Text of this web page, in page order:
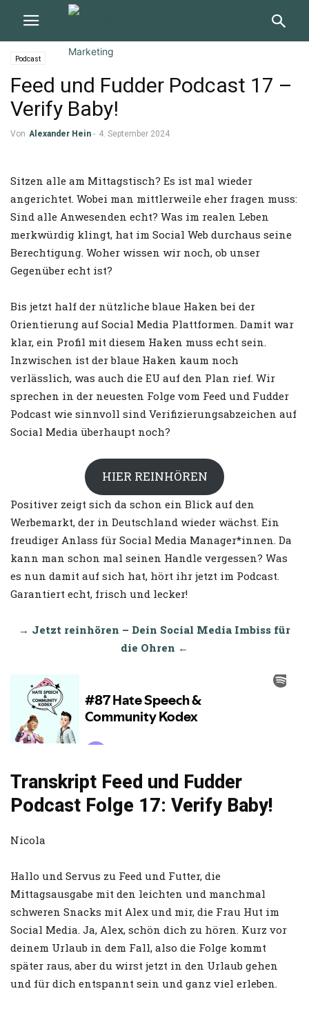
Podcast
Feed und Fudder Podcast 17 –
Verify Baby!
Von Alexander Hein - 4. September 2024
Sitzen alle am Mittagstisch? Es ist mal wieder
angerichtet. Wobei man mittlerweile eher fragen muss:
Sind alle Anwesenden echt? Was im realen Leben
merkwürdig klingt, hat im Social Web durchaus seine
Berechtigung. Woher wissen wir noch, ob unser
Gegenüber echt ist?
Bis jetzt half der nützliche blaue Haken bei der
Orientierung auf Social Media Plattformen. Damit war
klar, ein Profil mit diesem Haken muss echt sein.
Inzwischen ist der blaue Haken kaum noch
verlässlich, was auch die EU auf den Plan rief. Wir
sprechen in der neuesten Folge vom Feed und Fudder
Podcast wie sinnvoll sind Verifizierungsabzeichen auf
Social Media überhaupt noch?
HIER REINHÖREN
Positiver zeigt sich da schon ein Blick auf den
Werbemarkt, der in Deutschland wieder wächst. Ein
freudiger Anlass für Social Media Manager*innen. Da
kann man schon mal seinen Handle vergessen? Was
es nun damit auf sich hat, hört ihr jetzt im Podcast.
Garantiert echt, frisch und lecker!
→ Jetzt reinhören – Dein Social Media Imbiss für
die Ohren ←
Transkript Feed und Fudder
Podcast Folge 17: Verify Baby!
Nicola
Hallo und Servus zu Feed und Futter, die
Mittagsausgabe mit den leichten und manchmal
schweren Snacks mit Alex und mir, die Frau Hut im
Social Media. Ja, Alex, schön dich zu hören. Kurz vor
deinem Urlaub in dem Fall, also die Folge kommt
später raus, aber du wirst jetzt in den Urlaub gehen
und für dich entspannt sein und ganz viel erleben.